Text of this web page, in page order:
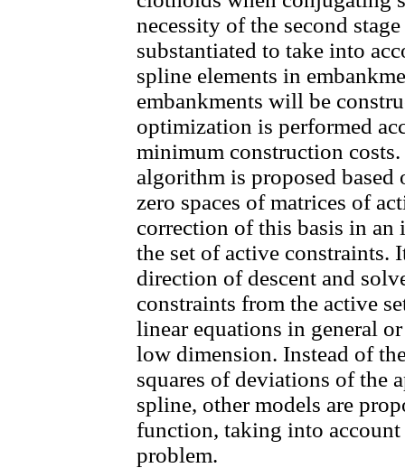
necessity of the second
substantiated to take into
spline elements in
embankments will be
optimization is performed
minimum construction
algorithm is proposed
zero spaces of matrices of
correction of this basis in an
the set of active constraints.
direction of descent and
constraints from the active
linear equations in general
low dimension. Instead of
squares of deviations of the
spline, other models are
function, taking into
problem.